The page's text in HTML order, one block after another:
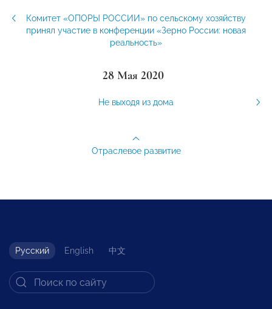
Комитет «ОПОРЫ РОССИИ» по сельскому хозяйству
принял участие в конференции «Зерно России: новая
реальность»
28 Мая 2020
Не выходя из дома
Отраслевое развитие
Русский English 中文